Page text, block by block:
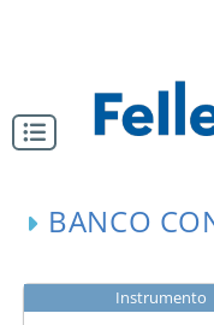
BANCO
Instrumento